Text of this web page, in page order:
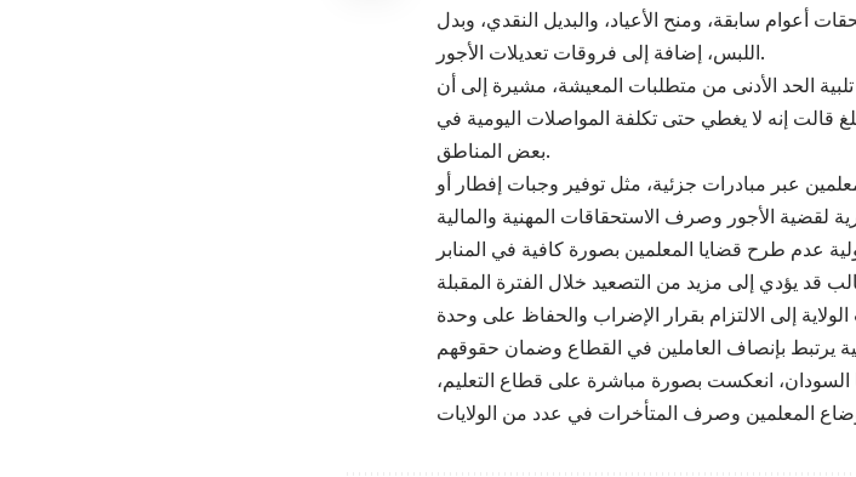
سابقة، ومنح الأعياد، والبديل النقدي، وبدل
اللبس، إضافة إلى فروقات تعديلات الأجور.
الحد الأدنى من متطلبات المعيشة، مشيرة إلى أن
156 ألف جنيه، وهو مبلغ قالت إنه لا يغطي حتى تكلفة المواصلات اليومية في
بعض المناطق.
عبر مبادرات جزئية، مثل توفير وجبات إفطار أو
عدم طرح قضايا المعلمين بصورة كافية في المنابر
إلى الالتزام بقرار الإضراب والحفاظ على وحدة
انعكست بصورة مباشرة على قطاع التعليم،